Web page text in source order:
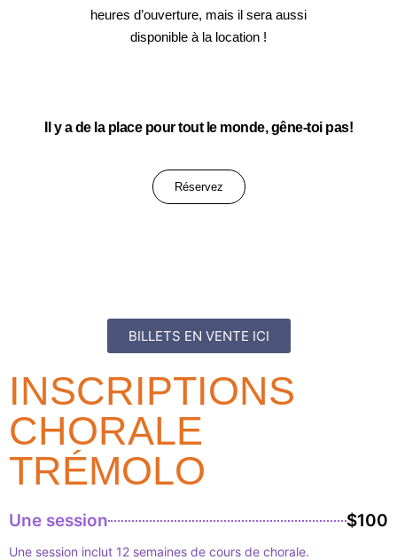
heures d’ouverture, mais il sera aussi
disponible à la location !
Il y a de la place pour tout le monde, gêne-toi pas!
Réservez
BILLETS EN VENTE ICI
INSCRIPTIONS
CHORALE
TRÉMOLO
Une session $100
Une session inclut 12 semaines de cours de chorale.